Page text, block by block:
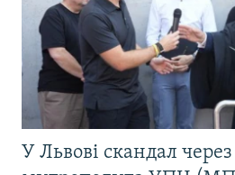
У Львові скандал через